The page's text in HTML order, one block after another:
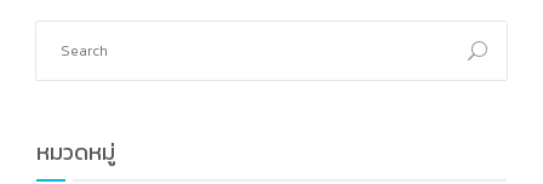
ข่าวประชาสัมพันธ์
หมวดหมู่